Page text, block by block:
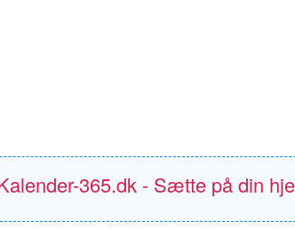
365.dk - Sætte på din